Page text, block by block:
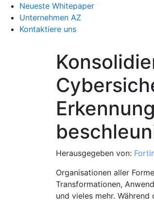
Neueste Whitepaper
Unternehmen AZ
Kontaktiere uns
Herausgegeben von:
Organisationen aller
Transformationen,
und vieles mehr.